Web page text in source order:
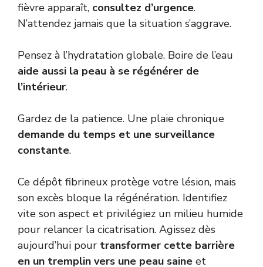
fièvre apparaît, consultez d’urgence.
N’attendez jamais que la situation s’aggrave.
Pensez à l’hydratation globale. Boire de l’eau
aide aussi la peau à se régénérer de
l’intérieur.
Gardez de la patience. Une plaie chronique
demande du temps et une surveillance
constante.
Ce dépôt fibrineux protège votre lésion, mais
son excès bloque la régénération. Identifiez
vite son aspect et privilégiez un milieu humide
pour relancer la cicatrisation. Agissez dès
aujourd’hui pour transformer cette barrière
en un tremplin vers une peau saine et